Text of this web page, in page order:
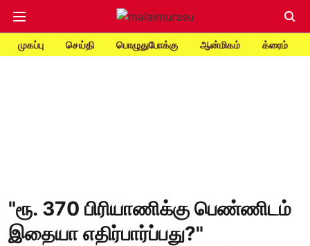
முகப்பு செய்தி பொழுதுபோக்கு ஆன்மிகம் க்ரைம்
"ரூ. 370 பிரியாணிக்கு பெண்ணிடம்
இதையா எதிர்பார்ப்பது?"